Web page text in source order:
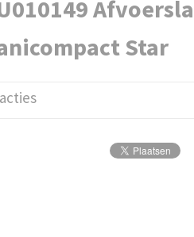
Star